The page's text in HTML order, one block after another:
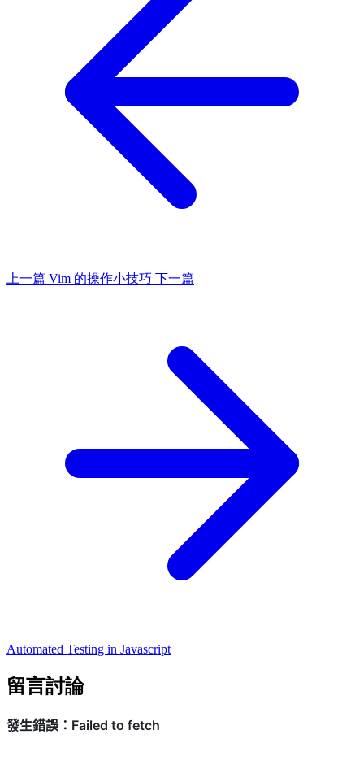
上一篇 Vim 的操作小技巧 下一篇
Automated Testing in Javascript
留言討論